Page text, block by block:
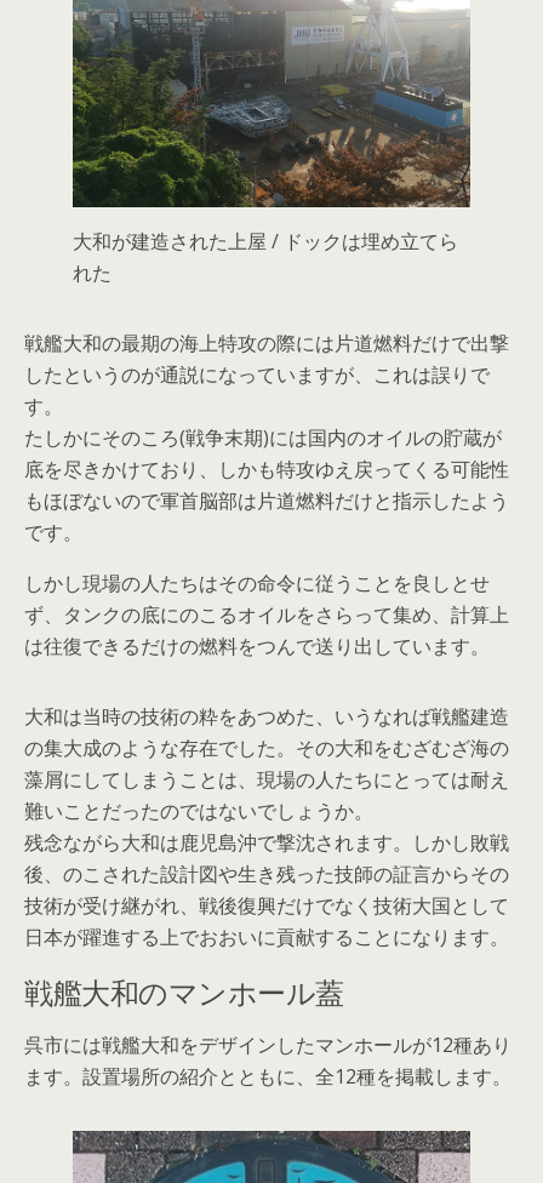
大和が建造された上屋 / ドックは埋め立てら
れた
戦艦大和の最期の海上特攻の際には片道燃料だけで出撃
したというのが通説になっていますが、これは誤りで
す。
たしかにそのころ(戦争末期)には国内のオイルの貯蔵が
底を尽きかけており、しかも特攻ゆえ戻ってくる可能性
もほぼないので軍首脳部は片道燃料だけと指示したよう
です。
しかし現場の人たちはその命令に従うことを良しとせ
ず、タンクの底にのこるオイルをさらって集め、計算上
は往復できるだけの燃料をつんで送り出しています。
大和は当時の技術の粋をあつめた、いうなれば戦艦建造
の集大成のような存在でした。その大和をむざむざ海の
藻屑にしてしまうことは、現場の人たちにとっては耐え
難いことだったのではないでしょうか。
残念ながら大和は鹿児島沖で撃沈されます。しかし敗戦
後、のこされた設計図や生き残った技師の証言からその
技術が受け継がれ、戦後復興だけでなく技術大国として
日本が躍進する上でおおいに貢献することになります。
戦艦大和のマンホール蓋
呉市には戦艦大和をデザインしたマンホールが12種あり
ます。設置場所の紹介とともに、全12種を掲載します。